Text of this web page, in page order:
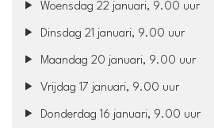
Woensdag 22 januari, 9.00 uur
Dinsdag 21 januari, 9.00 uur
Maandag 20 januari, 9.00 uur
Vrijdag 17 januari, 9.00 uur
Donderdag 16 januari, 9.00 uur